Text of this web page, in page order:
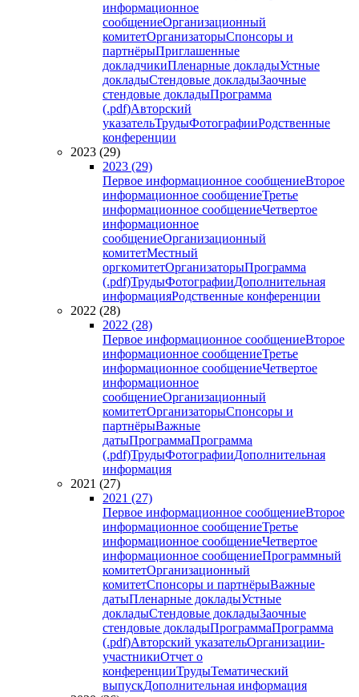
информационное
сообщениеОрганизационный
комитетОрганизаторыСпонсоры и
партнёрыПриглашенные
докладчикиПленарные докладыУстные
докладыСтендовые докладыЗаочные
стендовые докладыПрограмма
(.pdf)Авторский
указательТрудыФотографииРодственные
конференции
2023 (29)
2023 (29)
Первое информационное сообщениеВторое
информационное сообщениеТретье
информационное сообщениеЧетвертое
информационное
сообщениеОрганизационный
комитетМестный
оргкомитетОрганизаторыПрограмма
(.pdf)ТрудыФотографииДополнительная
информацияРодственные конференции
2022 (28)
2022 (28)
Первое информационное сообщениеВторое
информационное сообщениеТретье
информационное сообщениеЧетвертое
информационное
сообщениеОрганизационный
комитетОрганизаторыСпонсоры и
партнёрыВажные
датыПрограммаПрограмма
(.pdf)ТрудыФотографииДополнительная
информация
2021 (27)
2021 (27)
Первое информационное сообщениеВторое
информационное сообщениеТретье
информационное сообщениеЧетвертое
информационное сообщениеПрограммный
комитетОрганизационный
комитетСпонсоры и партнёрыВажные
датыПленарные докладыУстные
докладыСтендовые докладыЗаочные
стендовые докладыПрограммаПрограмма
(.pdf)Авторский указательОрганизации-
участникиОтчет о
конференцииТрудыТематический
выпускДополнительная информация